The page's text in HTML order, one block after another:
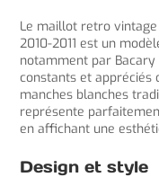
Le maillot retro vintage
2010-2011 est un
notamment par Bacary
constants et appréciés
manches blanches
représente
en affichant une
Design et style